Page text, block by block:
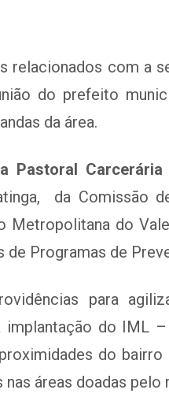
com a
do prefeito
da área.
Pastoral
da Comissão
Metropolitana do
Programas de
para
do IML
do
áreas doadas pelo